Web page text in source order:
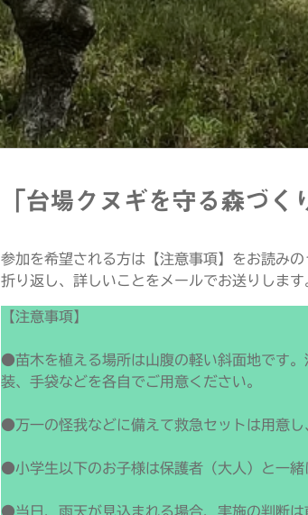
「台場クヌギを守る森づ
参加を希望される方は【注意事項】をお読み
折り返し、詳しいことをメールでお送りします
【注意事項】
●苗木を植える場所は山腹の軽い斜面地です
装、手袋などを各自でご用意ください。
●万一の怪我などに備えて救急セットは用意
●小学生以下のお子様は保護者（大人）と一緒
●当日、雨天が見込まれる場合、実施の判断